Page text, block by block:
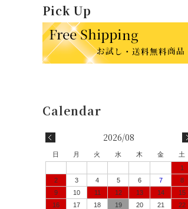
Pick Up
2026/08
日 月 火 水 木 金
土
1
2
3 4 5 6 7
8
9
10 11 12 13 14
15
16
17 18 19 20 21
22